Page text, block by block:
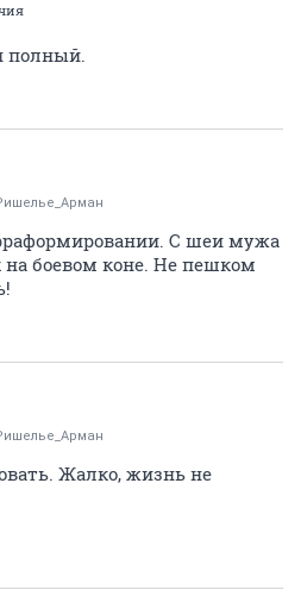
полный.
С шеи мужа
на боевом коне. Не пешком
Жалко, жизнь не